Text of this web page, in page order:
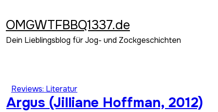
springen
OMGWTFBBQ1337.de
Dein Lieblingsblog für Jog- und Zockgeschichten
Reviews: Literatur
Argus (Jilliane Hoffman, 2012)